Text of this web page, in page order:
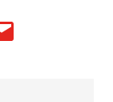
(opens
(opens